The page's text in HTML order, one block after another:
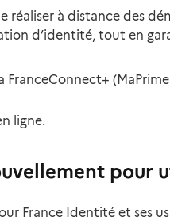
à distance des
d’identité, tout en
FranceConnect+
ligne.
pour
France Identité et ses